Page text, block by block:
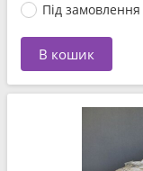
Під замовлення
В кошик